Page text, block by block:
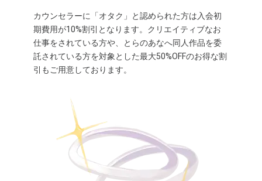
カウンセラーに「オタク」と認められた方は入会初
期費用が10%割引となります。クリエイティブなお
仕事をされている方や、とらのあなへ同人作品を委
託されている方を対象とした最大50%OFFのお得な割
引もご用意しております。